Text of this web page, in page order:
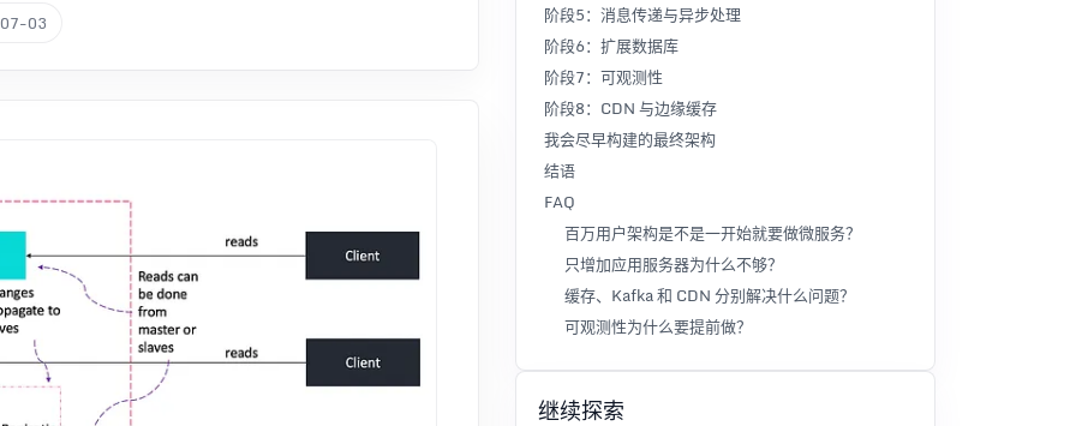
03
阶段5：消息传递与异步处理
阶段6：扩展数据库
阶段7：可观测性
阶段8：CDN 与边缘缓存
我会尽早构建的最终架构
结语
FAQ
百万用户架构是不是一开始就要做微服务？
只增加应用服务器为什么不够？
缓存、Kafka 和 CDN 分别解决什么问题？
可观测性为什么要提前做？
继续探索